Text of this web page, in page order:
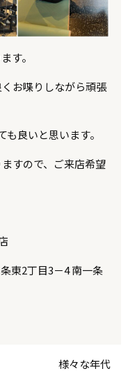
す。
お喋りしながら頑張
良いと思います。
すので、ご来店希望
東2丁目3－4 南一条
様々な年代